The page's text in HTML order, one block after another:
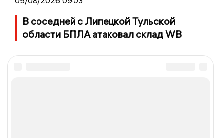
В соседней с Липецкой Тульской
области БПЛА атаковал склад WB